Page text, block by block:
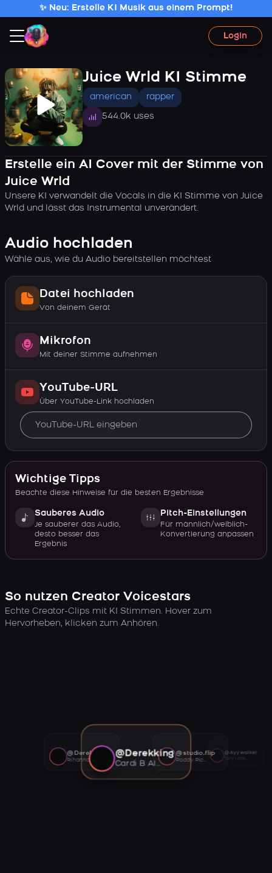
✨ Neu: Erstelle KI Musik aus einem Prompt!
Login
Juice Wrld KI Stimme
american rapper
544.0k uses
Erstelle ein AI Cover mit der Stimme von
Juice Wrld
Unsere KI verwandelt die Vocals in die KI Stimme von Juice
Wrld und lässt das Instrumental unverändert.
Audio hochladen
Wähle aus, wie du Audio bereitstellen möchtest
Datei hochladen
Von deinem Gerät
Mikrofon
Mit deiner Stimme aufnehmen
YouTube-URL
Über YouTube-Link hochladen
Wichtige Tipps
Beachte diese Hinweise für die besten Ergebnisse
Sauberes Audio
Je sauberer das Audio,
desto besser das
Ergebnis
Pitch-Einstellungen
Für männlich/weiblich-
Konvertierung anpassen
So nutzen Creator Voicestars
Echte Creator-Clips mit KI Stimmen. Hover zum
Hervorheben, klicken zum Anhören.
@Derekking
Cardi B AI voice
@studio.flip
Roddy Ricch AI voice
@Ayywalker
@Derekking
Rihanna AI voice